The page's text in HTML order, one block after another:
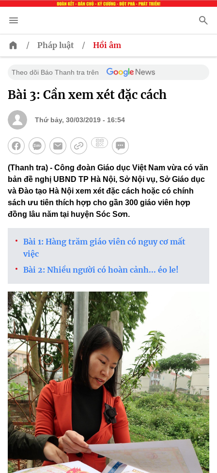
/ Pháp luật / Hồi âm
Theo dõi Báo Thanh tra trên
Bài 3: Cần xem xét đặc cách
Thứ bảy, 30/03/2019 - 16:54
(Thanh tra) - Công đoàn Giáo dục Việt Nam vừa có văn
bản đề nghị UBND TP Hà Nội, Sở Nội vụ, Sở Giáo dục
và Đào tạo Hà Nội xem xét đặc cách hoặc có chính
sách ưu tiên thích hợp cho gần 300 giáo viên hợp
đồng lâu năm tại huyện Sóc Sơn.
Bài 1: Hàng trăm giáo viên có nguy cơ mất
việc
Bài 2: Nhiều người có hoàn cảnh... éo le!